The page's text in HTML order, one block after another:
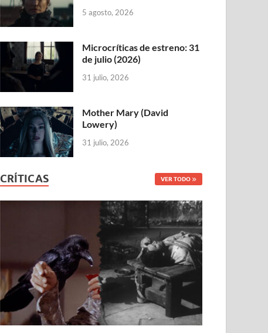
5 agosto, 2026
Microcríticas de estreno: 31
de julio (2026)
31 julio, 2026
Mother Mary (David
Lowery)
31 julio, 2026
CRÍTICAS VER TODO